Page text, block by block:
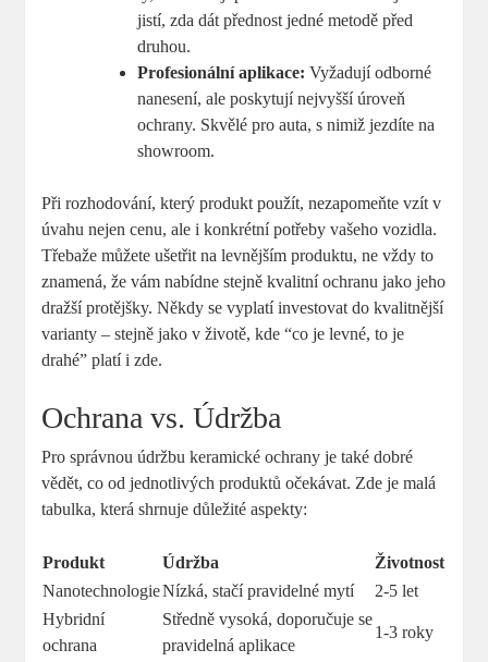
jistí, zda dát přednost jedné metodě před
druhou.
Profesionální aplikace: Vyžadují odborné
nanesení, ale poskytují nejvyšší úroveň
ochrany. Skvělé pro auta, s nimiž jezdíte na
showroom.
Při rozhodování, který produkt použít, nezapomeňte vzít v
úvahu nejen cenu, ale i konkrétní potřeby vašeho vozidla.
Třebaže můžete ušetřit na levnějším produktu, ne vždy to
znamená, že vám nabídne stejně kvalitní ochranu jako jeho
dražší protějšky. Někdy se vyplatí investovat do kvalitnější
varianty – stejně jako v životě, kde “co je levné, to je
drahé” platí i zde.
Ochrana vs. Údržba
Pro správnou údržbu keramické ochrany je také dobré
vědět, co od jednotlivých produktů očekávat. Zde je malá
tabulka, která shrnuje důležité aspekty:
Produkt Údržba
Životnost
NanotechnologieNízká, stačí pravidelné mytí
2-5 let
Hybridní
ochrana
Středně vysoká, doporučuje se
pravidelná aplikace
1-3 roky